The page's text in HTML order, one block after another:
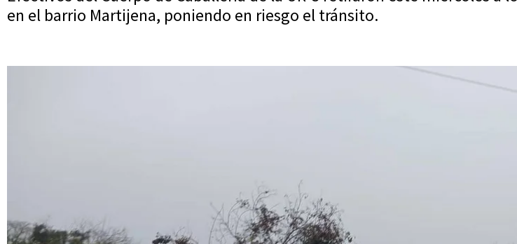
en el barrio Martijena, poniendo en riesgo el tránsito.